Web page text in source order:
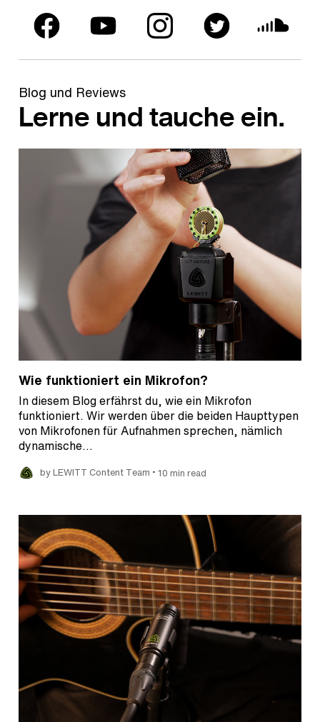
Blog und Reviews
Lerne und tauche ein.
Wie funktioniert ein Mikrofon?
In diesem Blog erfährst du, wie ein Mikrofon
funktioniert. Wir werden über die beiden Haupttypen
von Mikrofonen für Aufnahmen sprechen, nämlich
dynamische…
by LEWITT Content Team • 10 min read